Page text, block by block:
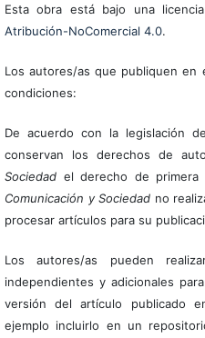
Esta obra está bajo una
Atribución-NoComercial 4.0.
Los autores/as que publiquen en
condiciones:
De acuerdo con la legislación
conservan los derechos de
Sociedadel derecho de primera
Comunicación y Sociedad no
procesar artículos para su
Los autores/as pueden
independientes y adicionales
versión del artículo publicado
ejemplo incluirlo en un